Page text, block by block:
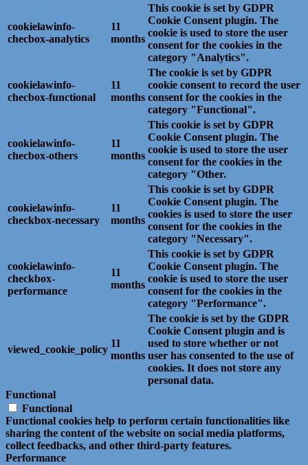
cookielawinfo-
checbox-analytics
11
months
This cookie is set by GDPR
Cookie Consent plugin. The
cookie is used to store the user
consent for the cookies in the
category "Analytics".
cookielawinfo-
checbox-functional
11
months
The cookie is set by GDPR
cookie consent to record the user
consent for the cookies in the
category "Functional".
cookielawinfo-
checbox-others
11
months
This cookie is set by GDPR
Cookie Consent plugin. The
cookie is used to store the user
consent for the cookies in the
category "Other.
cookielawinfo-
checkbox-necessary
11
months
This cookie is set by GDPR
Cookie Consent plugin. The
cookies is used to store the user
consent for the cookies in the
category "Necessary".
cookielawinfo-
checkbox-
performance
11
months
This cookie is set by GDPR
Cookie Consent plugin. The
cookie is used to store the user
consent for the cookies in the
category "Performance".
viewed_cookie_policy
11
months
The cookie is set by the GDPR
Cookie Consent plugin and is
used to store whether or not
user has consented to the use of
cookies. It does not store any
personal data.
Functional
Functional
Functional cookies help to perform certain functionalities like
sharing the content of the website on social media platforms,
collect feedbacks, and other third-party features.
Performance